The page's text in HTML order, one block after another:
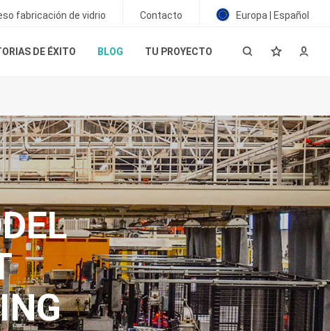
fabricación de vidrio Contacto Europa | Español
DE ÉXITO BLOG TU PROYECTO